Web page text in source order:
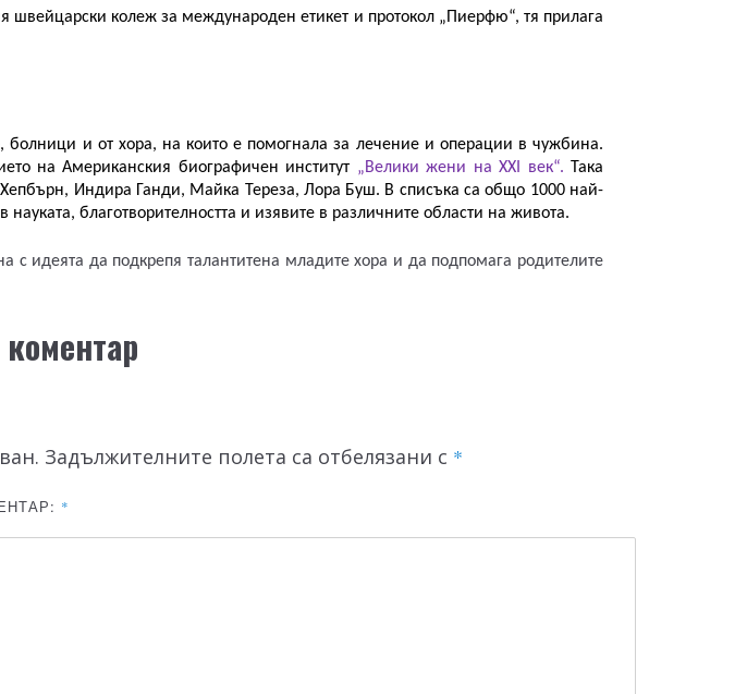
колеж за международен етикет и протокол „Пиерфю“, тя прилага
и от хора, на които е помогнала за лечение и операции в чужбина.
на Американския биографичен институт „Велики жени на XXI век“. Така
Индира Ганди, Майка Тереза, Лора Буш. В списъка са общо 1000 най-
благотворителността и изявите в различните области на живота.
с идеята да подкрепя талантитена младите хора и да подпомага родителите
Задължителните полета са отбелязани с *
*